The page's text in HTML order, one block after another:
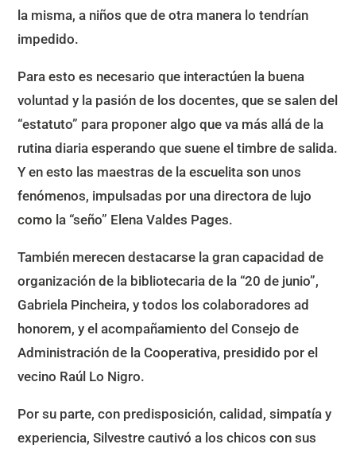
la misma, a niños que de otra manera lo tendrían
impedido.
Para esto es necesario que interactúen la buena
voluntad y la pasión de los docentes, que se salen del
“estatuto” para proponer algo que va más allá de la
rutina diaria esperando que suene el timbre de salida.
Y en esto las maestras de la escuelita son unos
fenómenos, impulsadas por una directora de lujo
como la “seño” Elena Valdes Pages.
También merecen destacarse la gran capacidad de
organización de la bibliotecaria de la “20 de junio”,
Gabriela Pincheira, y todos los colaboradores ad
honorem, y el acompañamiento del Consejo de
Administración de la Cooperativa, presidido por el
vecino Raúl Lo Nigro.
Por su parte, con predisposición, calidad, simpatía y
experiencia, Silvestre cautivó a los chicos con sus